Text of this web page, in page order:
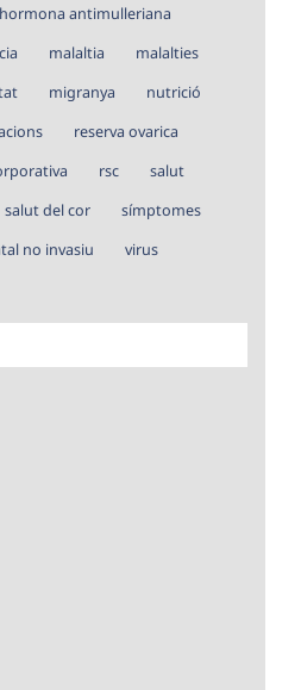
hormona antimulleriana
malaltia
malalties
migranya
nutrició
reserva ovarica
rsc
salut
salut del cor
símptomes
no invasiu virus